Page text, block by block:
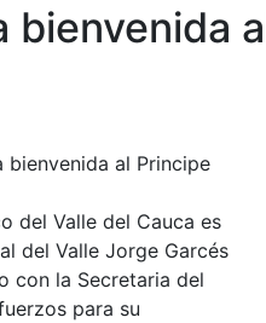
bienvenida
bienvenida al Principe
del Valle del Cauca es
del Valle Jorge Garcés
con la Secretaria del
para su